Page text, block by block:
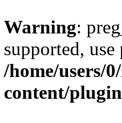
Warning:
supported,
/home/users/
content/